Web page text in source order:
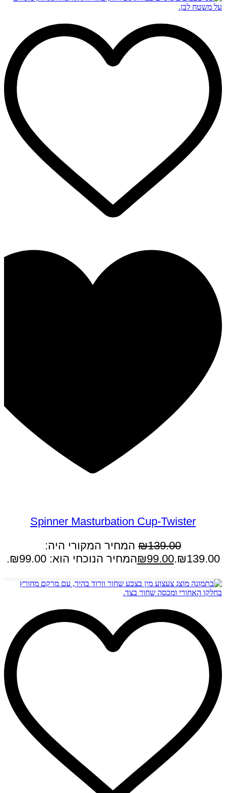
Spinner Masturbation Cup-Twister
₪139.00
המחיר המקורי היה:
₪139.00.
₪99.00 המחיר הנוכחי הוא: ₪99.00.